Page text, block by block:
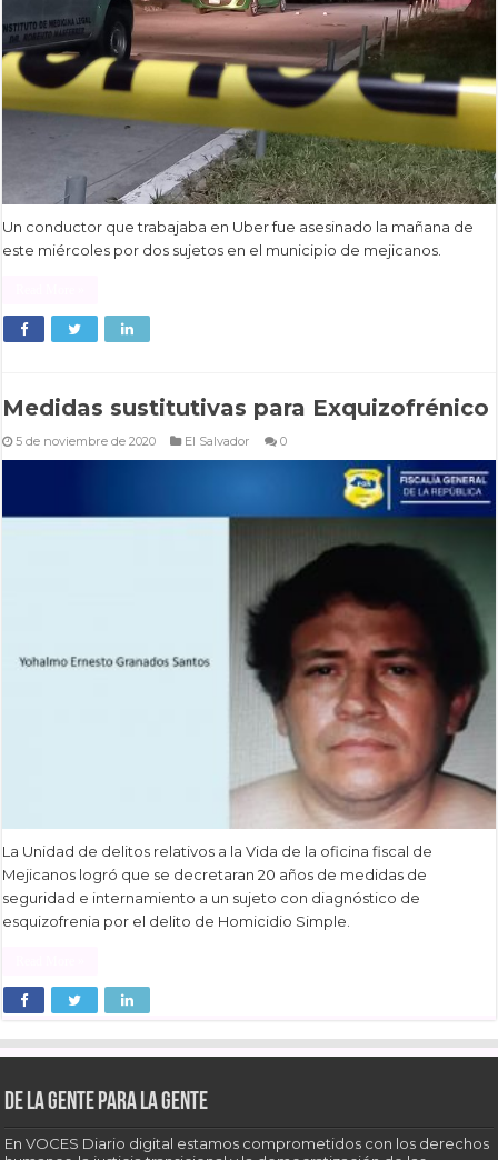
Un conductor que trabajaba en Uber fue asesinado la mañana de
este miércoles por dos sujetos en el municipio de mejicanos.
Medidas sustitutivas para Exquizofrénico
5 de noviembre de 2020 El Salvador 0
La Unidad de delitos relativos a la Vida de la oficina fiscal de
Mejicanos logró que se decretaran 20 años de medidas de
seguridad e internamiento a un sujeto con diagnóstico de
esquizofrenia por el delito de Homicidio Simple.
De la gente para la gente
En VOCES Diario digital estamos comprometidos con los derechos